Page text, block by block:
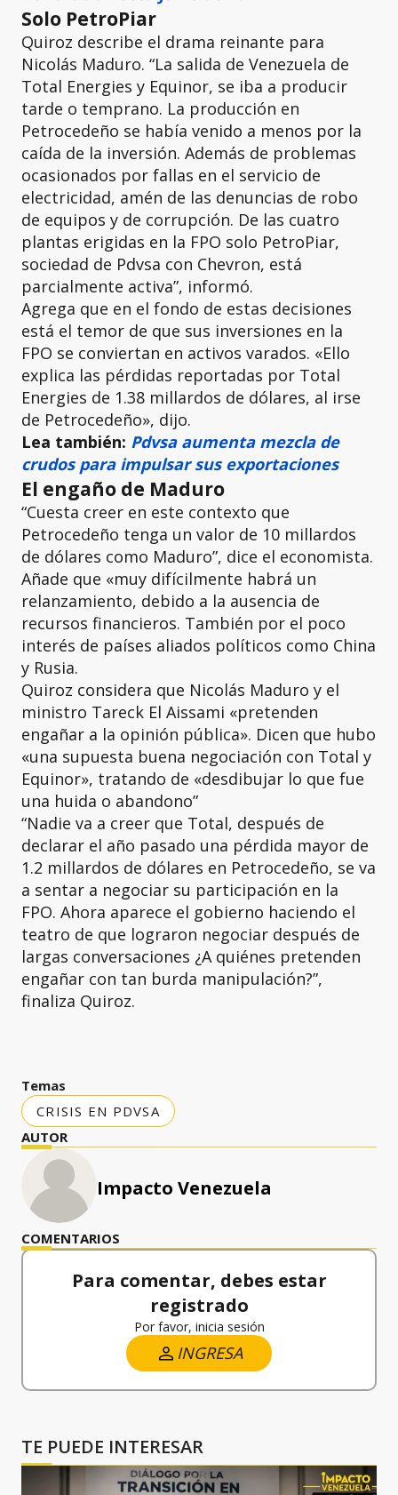
Solo PetroPiar
Quiroz describe el drama reinante para
Nicolás Maduro. “La salida de Venezuela de
Total Energies y Equinor, se iba a producir
tarde o temprano. La producción en
Petrocedeño se había venido a menos por la
caída de la inversión. Además de problemas
ocasionados por fallas en el servicio de
electricidad, amén de las denuncias de robo
de equipos y de corrupción. De las cuatro
plantas erigidas en la FPO solo PetroPiar,
sociedad de Pdvsa con Chevron, está
parcialmente activa”, informó.
Agrega que en el fondo de estas decisiones
está el temor de que sus inversiones en la
FPO se conviertan en activos varados. «Ello
explica las pérdidas reportadas por Total
Energies de 1.38 millardos de dólares, al irse
de Petrocedeño», dijo.
Lea también: Pdvsa aumenta mezcla de
crudos para impulsar sus exportaciones
El engaño de Maduro
“Cuesta creer en este contexto que
Petrocedeño tenga un valor de 10 millardos
de dólares como Maduro”, dice el economista.
Añade que «muy difícilmente habrá un
relanzamiento, debido a la ausencia de
recursos financieros. También por el poco
interés de países aliados políticos como China
y Rusia.
Quiroz considera que Nicolás Maduro y el
ministro Tareck El Aissami «pretenden
engañar a la opinión pública». Dicen que hubo
«una supuesta buena negociación con Total y
Equinor», tratando de «desdibujar lo que fue
una huida o abandono”
“Nadie va a creer que Total, después de
declarar el año pasado una pérdida mayor de
1.2 millardos de dólares en Petrocedeño, se va
a sentar a negociar su participación en la
FPO. Ahora aparece el gobierno haciendo el
teatro de que lograron negociar después de
largas conversaciones ¿A quiénes pretenden
engañar con tan burda manipulación?”,
finaliza Quiroz.
Temas
CRISIS EN PDVSA
AUTOR
Impacto Venezuela
COMENTARIOS
Para comentar, debes estar
registrado
Por favor, inicia sesión
INGRESA
TE PUEDE INTERESAR